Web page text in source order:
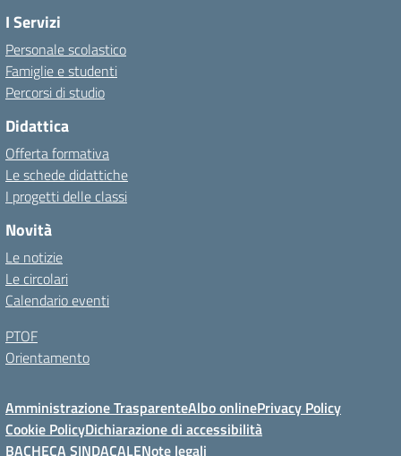
I Servizi
Personale scolastico
Famiglie e studenti
Percorsi di studio
Didattica
Offerta formativa
Le schede didattiche
I progetti delle classi
Novità
Le notizie
Le circolari
Calendario eventi
PTOF
Orientamento
Amministrazione TrasparenteAlbo onlinePrivacy Policy
Cookie PolicyDichiarazione di accessibilità
BACHECA SINDACALENote legali